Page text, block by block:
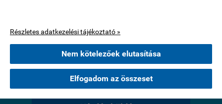
Részletes adatkezelési tájékoztató »
Nem kötelezőek elutasítása
Elfogadom az összeset
Jelenleg nincsenek kérdések ehhez a termékhez.